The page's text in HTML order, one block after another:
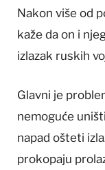
Nakon više od
kaže da on i
izlazak ruskih
Glavni je
nemoguće
napad ošteti
prokopaju